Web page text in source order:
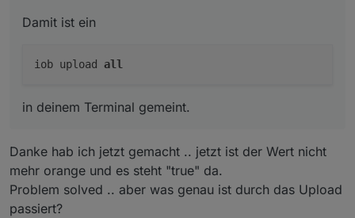
Damit ist ein
iob upload all
in deinem Terminal gemeint.
Danke hab ich jetzt gemacht .. jetzt ist der Wert nicht
mehr orange und es steht "true" da.
Problem solved .. aber was genau ist durch das Upload
passiert?